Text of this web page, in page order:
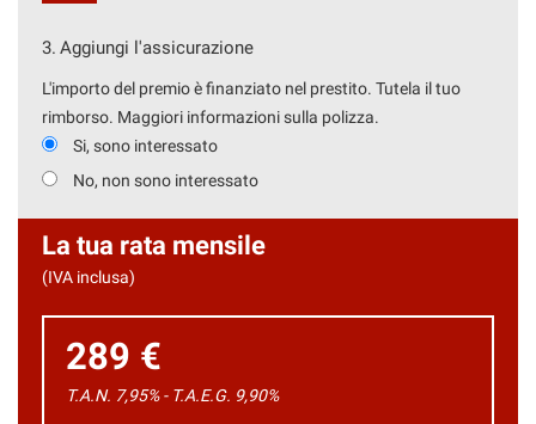
3. Aggiungi l'assicurazione
L'importo del premio è finanziato nel prestito. Tutela il tuo
rimborso. Maggiori informazioni sulla polizza.
Si, sono interessato
No, non sono interessato
La tua rata mensile
(IVA inclusa)
289 €
T.A.N. 7,95% - T.A.E.G. 9,90%